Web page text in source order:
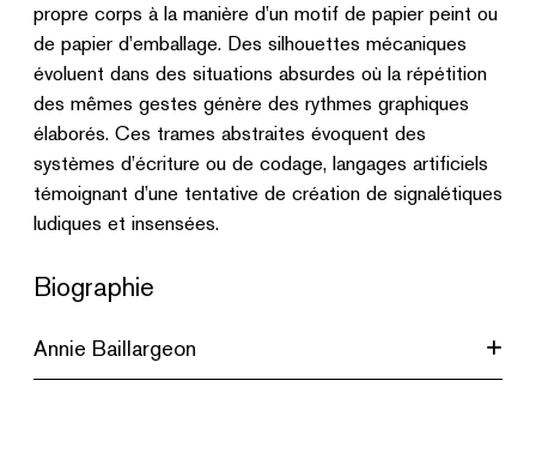
propre corps à la manière d’un motif de papier peint ou
de papier d’emballage. Des silhouettes mécaniques
évoluent dans des situations absurdes où la répétition
des mêmes gestes génère des rythmes graphiques
élaborés. Ces trames abstraites évoquent des
systèmes d’écriture ou de codage, langages artificiels
témoignant d’une tentative de création de signalétiques
ludiques et insensées.
Biographie
Annie Baillargeon